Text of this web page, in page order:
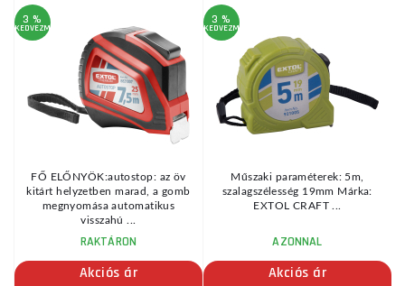
3 %
KEDVEZMÉNY
FŐ ELŐNYÖK:autostop: az öv
kitárt helyzetben marad, a gomb
megnyomása automatikus
visszahú ...
RAKTÁRON
Akciós ár
3 %
KEDVEZMÉNY
Műszaki paraméterek: 5m,
szalagszélesség 19mm Márka:
EXTOL CRAFT ...
AZONNAL
Akciós ár